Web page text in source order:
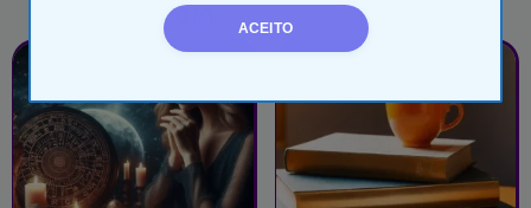
ACEITO
Leitura de Tarô Livros